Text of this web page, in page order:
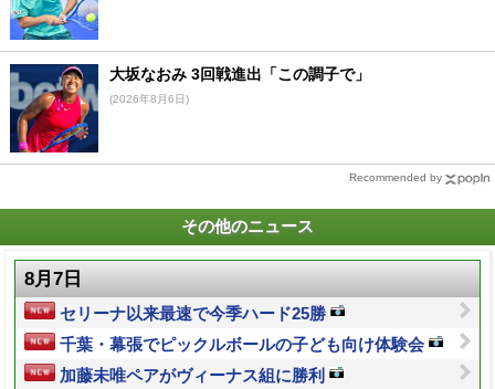
大坂なおみ 3回戦進出「この調子で」
(2026年8月6日)
Recommended by
その他のニュース
8月7日
セリーナ以来最速で今季ハード25勝
千葉・幕張でピックルボールの子ども向け体験会
加藤未唯ペアがヴィーナス組に勝利